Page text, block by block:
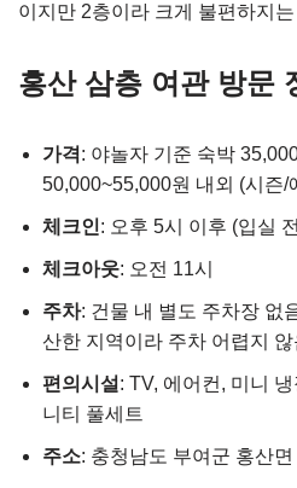
이지만 2층이라 크게 불편하지
홍산 삼층 여관 방문
가격 : 야놀자 기준 숙박
50,000~55,000원 내외 (시즌/
체크인: 오후 5시 이후 (입실
체크아웃: 오전 11시
주차: 건물 내 별도 주차장 없
산한 지역이라 주차 어렵지 않
편의시설 : TV, 에어컨, 미니
니티 풀세트
주소: 충청남도 부여군 홍산